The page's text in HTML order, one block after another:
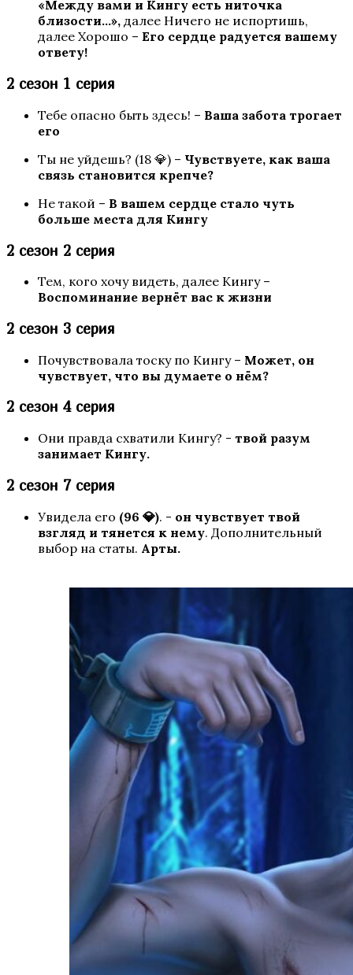
Сердце Треспии
Хроники Гладиаторов
Грешный Лондон
Десять желаний Софи
«Между вами и Кингу есть ниточка
близости…», далее Ничего не испортишь,
далее Хорошо – Его сердце радуется вашему
ответу!
2 сезон 1 серия
Тебе опасно быть здесь! – Ваша забота трогает
его
Ты не уйдешь? (18 💎) – Чувствуете, как ваша
связь становится крепче?
Не такой – В вашем сердце стало чуть
больше места для Кингу
2 сезон 2 серия
Тем, кого хочу видеть, далее Кингу –
Воспоминание вернёт вас к жизни
2 сезон 3 серия
Почувствовала тоску по Кингу – Может, он
чувствует, что вы думаете о нём?
2 сезон 4 серия
Они правда схватили Кингу? - твой разум
занимает Кингу.
2 сезон 7 серия
Увидела его (96 💎). - он чувствует твой
взгляд и тянется к нему. Дополнительный
выбор на статы. Арты.